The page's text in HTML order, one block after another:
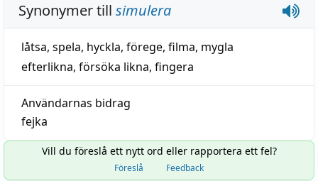
Synonymer till simulera
låtsa, spela, hyckla, förege, filma, mygla
efterlikna, försöka likna, fingera
Användarnas bidrag
fejka
Vill du föreslå ett nytt ord eller rapportera ett fel?
Föreslå Feedback